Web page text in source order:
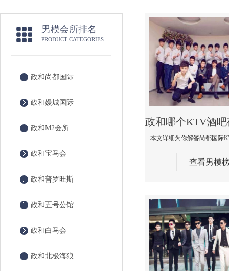
男模会所排名
PRODUCT CATEGORIES
政和尚都国际
政和嫚城国际
政和M2会所
政和宝马会
政和普罗旺斯
政和五号公馆
政和白马会
政和北极海狼
查看男模